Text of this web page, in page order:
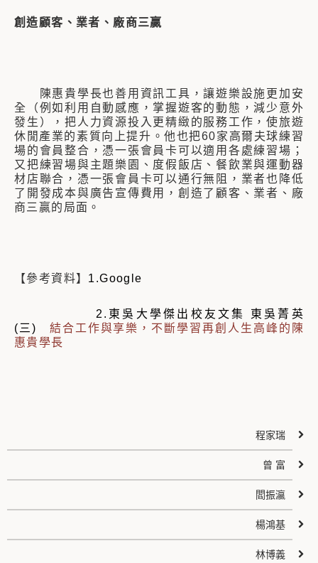
創造顧客、業者、廠商三贏
陳惠貴學長也善用資訊工具，讓遊樂設施更加安
全（例如利用自動感應，掌握遊客的動態，減少意外
發生），把人力資源投入更精緻的服務工作，使旅遊
休閒產業的素質向上提升。他也把60家高爾夫球練習
場的會員整合，憑一張會員卡可以適用各處練習場；
又把練習場與主題樂園、度假飯店、餐飲業與運動器
材店聯合，憑一張會員卡可以通行無阻，業者也降低
了開發成本與廣告宣傳費用，創造了顧客、業者、廠
商三贏的局面。
【參考資料】 1.Google
2.東吳大學傑出校友文集
東吳菁英
(三) 結合工作與享樂，不斷學習再創人生高峰的陳
惠貴學長
程家瑞
曾 富
閻振瀛
楊鴻基
林博義